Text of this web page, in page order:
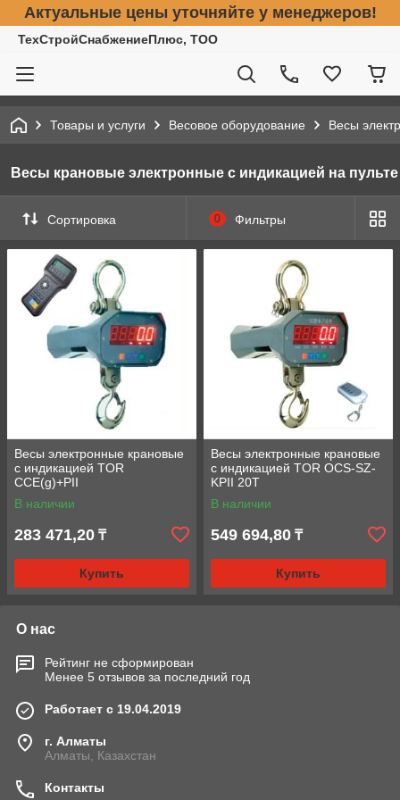
Актуальные цены уточняйте у менеджеров!
ТехСтройСнабжениеПлюс, ТОО
Товары и услуги Весовое оборудование Весы
Весы крановые электронные с индикацией на пульте
Сортировка 0 Фильтры
Весы электронные крановые
с индикацией TOR
CCE(g)+PII
В наличии
283 471,20 ₸
Купить
Весы электронные крановые
с индикацией TOR OCS-SZ-
KPII 20T
В наличии
549 694,80 ₸
Купить
О нас
Рейтинг не сформирован
Менее 5 отзывов за последний год
Работает с 19.04.2019
г. Алматы
Алматы, Казахстан
Контакты